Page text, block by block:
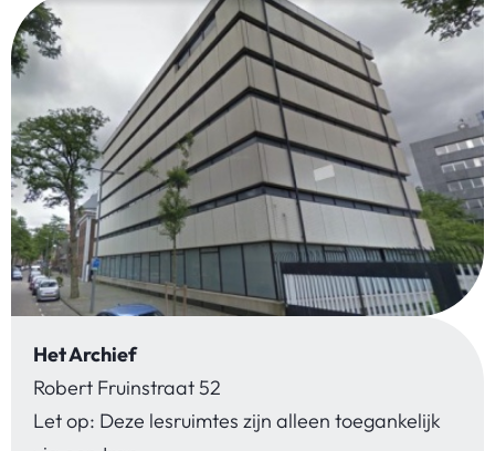
Het Archief
Robert Fruinstraat 52
Let op: Deze lesruimtes zijn alleen toegankelijk